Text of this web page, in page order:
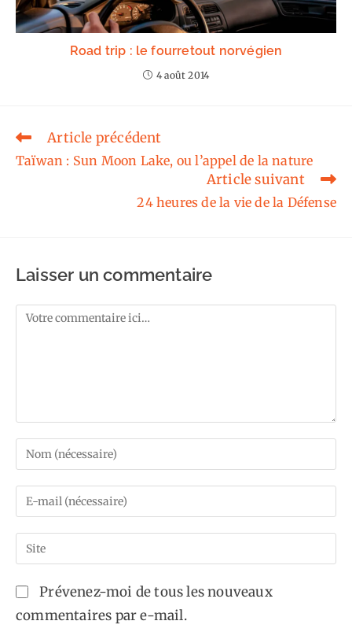
Road trip : le fourretout norvégien
4 août 2014
Read
articles
Article précédent
Taïwan : Sun Moon Lake, ou l’appel de la nature
Article suivant
24 heures de la vie de la Défense
Laisser un commentaire
Comment
Enter
your
name
or
comment
Enter
your
email
address
comment
Saisir
l’URL
votre
site
Prévenez-moi de tous les nouveaux
commentaires par e-mail.